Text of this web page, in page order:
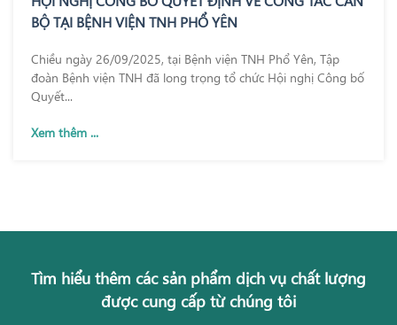
BỘ TẠI BỆNH VIỆN TNH PHỔ YÊN
Chiều ngày 26/09/2025, tại Bệnh viện TNH Phổ Yên, Tập
đoàn Bệnh viện TNH đã long trọng tổ chức Hội nghị Công bố
Quyết...
Xem thêm ...
Tìm hiểu thêm các sản phẩm dịch vụ chất lượng
được cung cấp từ chúng tôi